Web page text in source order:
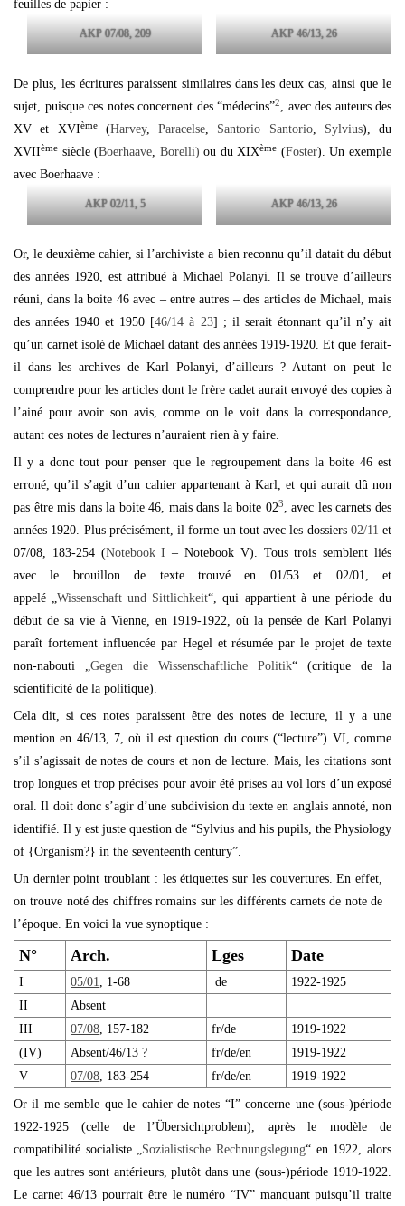
feuilles de papier :
AKP 07/08, 209 AKP 46/13, 26
De plus, les écritures paraissent similaires dans les deux cas, ainsi que le
sujet, puisque ces notes concernent des “médecins”2, avec des auteurs des
XV et XVIème(Harvey, Paracelse, Santorio Santorio, Sylvius), du
XVIIème siècle (Boerhaave, Borelli) ou du XIXème (Foster). Un exemple
avec Boerhaave :
AKP 02/11, 5 AKP 46/13, 26
Or, le deuxième cahier, si l’archiviste a bien reconnu qu’il datait du début
des années 1920, est attribué à Michael Polanyi. Il se trouve d’ailleurs
réuni, dans la boite 46 avec – entre autres – des articles de Michael, mais
des années 1940 et 1950 [46/14 à 23] ; il serait étonnant qu’il n’y ait
qu’un carnet isolé de Michael datant des années 1919-1920. Et que ferait-
il dans les archives de Karl Polanyi, d’ailleurs ? Autant on peut le
comprendre pour les articles dont le frère cadet aurait envoyé des copies à
l’ainé pour avoir son avis, comme on le voit dans la correspondance,
autant ces notes de lectures n’auraient rien à y faire.
Il y a donc tout pour penser que le regroupement dans la boite 46 est
erroné, qu’il s’agit d’un cahier appartenant à Karl, et qui aurait dû non
pas être mis dans la boite 46, mais dans la boite 023, avec les carnets des
années 1920. Plus précisément, il forme un tout avec les dossiers 02/11 et
07/08, 183-254 (Notebook I – Notebook V). Tous trois semblent liés
avec le brouillon de texte trouvé en 01/53 et 02/01, et
appelé „Wissenschaft und Sittlichkeit“, qui appartient à une période du
début de sa vie à Vienne, en 1919-1922, où la pensée de Karl Polanyi
paraît fortement influencée par Hegel et résumée par le projet de texte
non-nabouti „Gegen die Wissenschaftliche Politik“ (critique de la
scientificité de la politique).
Cela dit, si ces notes paraissent être des notes de lecture, il y a une
mention en 46/13, 7, où il est question du cours (“lecture”) VI, comme
s’il s’agissait de notes de cours et non de lecture. Mais, les citations sont
trop longues et trop précises pour avoir été prises au vol lors d’un exposé
oral. Il doit donc s’agir d’une subdivision du texte en anglais annoté, non
identifié. Il y est juste question de “Sylvius and his pupils, the Physiology
of {Organism?} in the seventeenth century”.
Un dernier point troublant : les étiquettes sur les couvertures. En effet,
on trouve noté des chiffres romains sur les différents carnets de note de
l’époque. En voici la vue synoptique :
N° Arch. Lges Date
I 05/01, 1-68 de
1922-1925
II
Absent
III
07/08, 157-182 fr/de
1919-1922
(IV)
Absent/46/13 ? fr/de/en
1919-1922
V
07/08, 183-254 fr/de/en 1919-1922
Or il me semble que le cahier de notes “I” concerne une (sous-)période
1922-1925 (celle de l’Übersichtproblem), après le modèle de
compatibilité socialiste „Sozialistische Rechnungslegung“ en 1922, alors
que les autres sont antérieurs, plutôt dans une (sous-)période 1919-1922.
Le carnet 46/13 pourrait être le numéro “IV” manquant puisqu’il traite